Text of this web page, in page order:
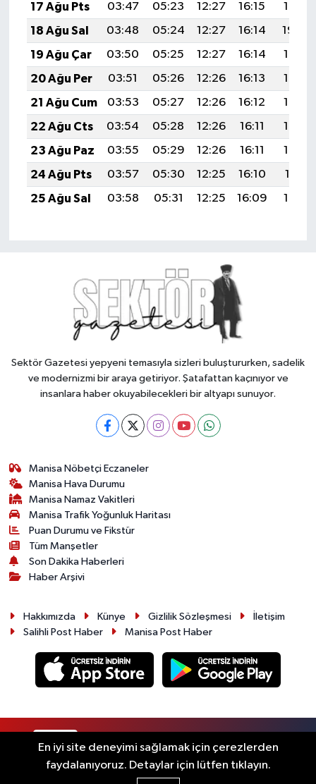
17 Ağu Pts
03:47 05:23 12:27 16:15
19:21
18 Ağu Sal
03:48 05:24 12:27 16:14
19:20
19 Ağu Çar
03:50 05:25 12:27 16:14
19:18
20 Ağu Per
03:51 05:26 12:26 16:13
19:17
21 Ağu Cum
03:53 05:27 12:26 16:12
19:16
22 Ağu Cts
03:54 05:28 12:26 16:11
19:14
23 Ağu Paz
03:55 05:29 12:26 16:11
19:13
24 Ağu Pts
03:57 05:30 12:25 16:10
19:11
25 Ağu Sal
03:58 05:31 12:25 16:09 19:10
Sektör Gazetesi yepyeni temasıyla sizleri buluştururken, sadelik
ve modernizmi bir araya getiriyor. Şatafattan kaçınıyor ve
insanlara haber okuyabilecekleri bir altyapı sunuyor.
Manisa Nöbetçi Eczaneler
Manisa Hava Durumu
Manisa Namaz Vakitleri
Manisa Trafik Yoğunluk Haritası
Puan Durumu ve Fikstür
Tüm Manşetler
Son Dakika Haberleri
Haber Arşivi
Hakkımızda Künye Gizlilik Sözleşmesi
İletişim
Salihli Post Haber
Manisa Post Haber
En iyi site deneyimi sağlamak için çerezlerden
faydalanıyoruz. Detaylar için lütfen tıklayın.